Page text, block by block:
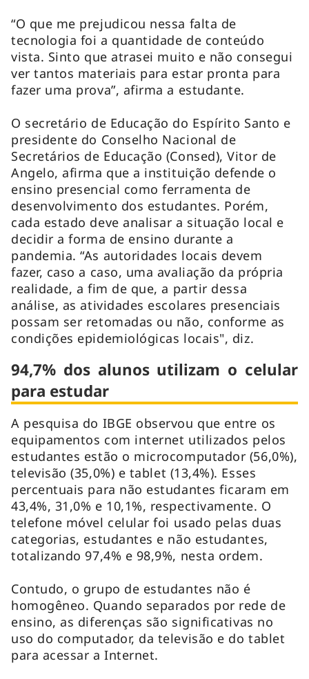
“O que me prejudicou nessa falta de
tecnologia foi a quantidade de conteúdo
vista. Sinto que atrasei muito e não consegui
ver tantos materiais para estar pronta para
fazer uma prova”, afirma a estudante.
O secretário de Educação do Espírito Santo e
presidente do Conselho Nacional de
Secretários de Educação (Consed), Vitor de
Angelo, afirma que a instituição defende o
ensino presencial como ferramenta de
desenvolvimento dos estudantes. Porém,
cada estado deve analisar a situação local e
decidir a forma de ensino durante a
pandemia. “As autoridades locais devem
fazer, caso a caso, uma avaliação da própria
realidade, a fim de que, a partir dessa
análise, as atividades escolares presenciais
possam ser retomadas ou não, conforme as
condições epidemiológicas locais", diz.
94,7% dos alunos utilizam o celular
para estudar
A pesquisa do IBGE observou que entre os
equipamentos com internet utilizados pelos
estudantes estão o microcomputador (56,0%),
televisão (35,0%) e tablet (13,4%). Esses
percentuais para não estudantes ficaram em
43,4%, 31,0% e 10,1%, respectivamente. O
telefone móvel celular foi usado pelas duas
categorias, estudantes e não estudantes,
totalizando 97,4% e 98,9%, nesta ordem.
Contudo, o grupo de estudantes não é
homogêneo. Quando separados por rede de
ensino, as diferenças são significativas no
uso do computador, da televisão e do tablet
para acessar a Internet.